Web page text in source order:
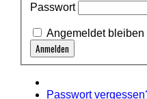
Passwort
Angemeldet bleiben
Passwort